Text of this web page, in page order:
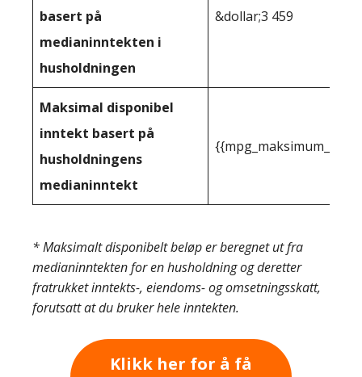
basert på
medianinntekten i
husholdningen
&dollar;3 459
Maksimal disponibel
inntekt basert på
husholdningens
medianinntekt
* Maksimalt disponibelt beløp er beregnet ut fra
medianinntekten for en husholdning og deretter
fratrukket inntekts-, eiendoms- og omsetningsskatt,
forutsatt at du bruker hele inntekten.
Klikk her for å få